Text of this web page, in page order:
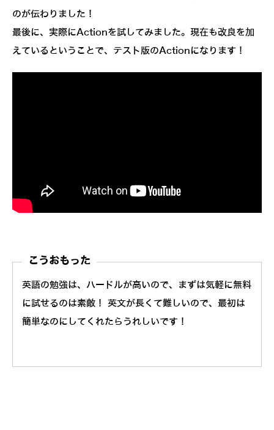
のが伝わりました！
最後に、実際にActionを試してみました。現在も改良を加
えているということで、テスト版のActionになります！
こうおもった
英語の勉強は、ハードルが高いので、まずは気軽に無料
に試せるのは素敵！ 英文が長くて難しいので、最初は
簡単なのにしてくれたらうれしいです！